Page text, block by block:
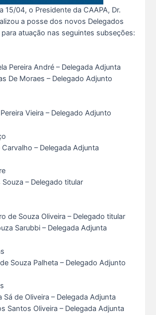
15/04, o Presidente da CAAPA, Dr.
a posse dos novos Delegados
para atuação nas seguintes subseções:
Pereira André – Delegada Adjunta
De Moraes – Delegado Adjunto
Vieira – Delegado Adjunto
Carvalho – Delegada Adjunta
Souza – Delegado titular
de Souza Oliveira – Delegado titular
Sarubbi – Delegada Adjunta
Souza Palheta – Delegado Adjunto
Sá de Oliveira – Delegada Adjunta
Santos Oliveira – Delegada Adjunta
tempo, automatizar tarefas e aumentar a pro s...